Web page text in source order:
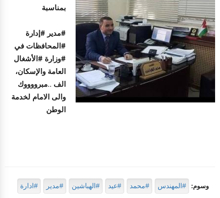
بمناسبة
#مدير #إدارة
#المحافظات في
#وزارة #الأشغال
العامة والإسكان،
الف ..مبرووووك
والى الامام لخدمة
الوطن
وسوم: #المهندس #محمد #عيد #الهباشين #مدير #ادارة